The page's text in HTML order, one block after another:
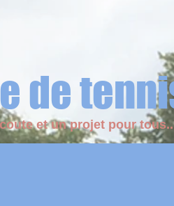
de
et un projet pour